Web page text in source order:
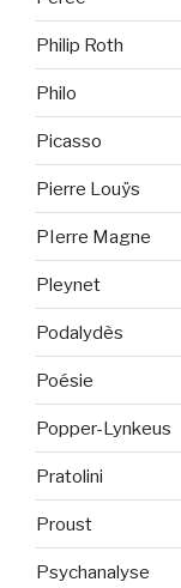
Philip Roth
Philo
Picasso
Pierre Louÿs
PIerre Magne
Pleynet
Podalydès
Poésie
Popper-Lynkeus
Pratolini
Proust
Psychanalyse